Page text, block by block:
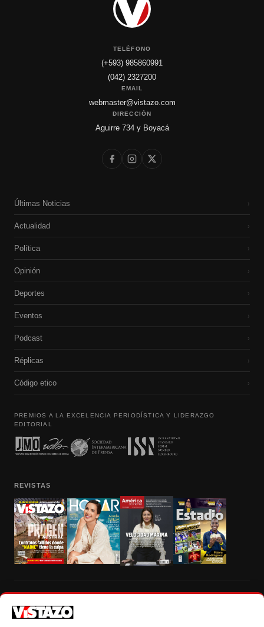
TELÉFONO
(+593) 985860991
(042) 2327200
EMAIL
webmaster@vistazo.com
DIRECCIÓN
Aguirre 734 y Boyacá
Últimas Noticias ›
Actualidad ›
Política ›
Opinión ›
Deportes ›
Eventos ›
Podcast ›
Réplicas ›
Código etico ›
PREMIOS A LA EXCELENCIA PERIODÍSTICA Y LIDERAZGO
EDITORIAL
REVISTAS
autorización escrita de su titular, de todos los contenidos de Vistazo.com.